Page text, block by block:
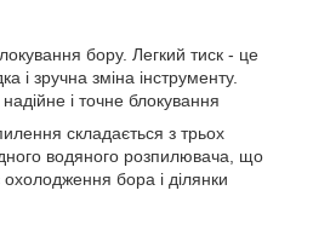
бору. Легкий тиск - це
і зручна зміна інструменту.
і точне блокування
складається з трьох
водяного розпилювача, що
бора і ділянки